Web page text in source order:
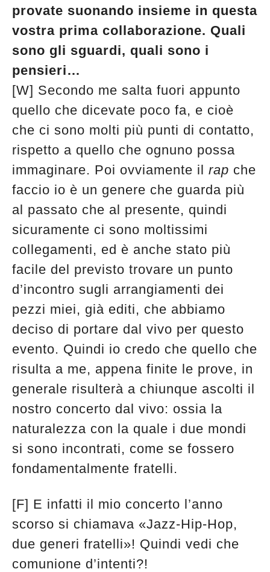
provate suonando insieme in questa
vostra prima collaborazione. Quali
sono gli sguardi, quali sono i
pensieri…
[W] Secondo me salta fuori appunto
quello che dicevate poco fa, e cioè
che ci sono molti più punti di contatto,
rispetto a quello che ognuno possa
immaginare. Poi ovviamente il rap che
faccio io è un genere che guarda più
al passato che al presente, quindi
sicuramente ci sono moltissimi
collegamenti, ed è anche stato più
facile del previsto trovare un punto
d’incontro sugli arrangiamenti dei
pezzi miei, già editi, che abbiamo
deciso di portare dal vivo per questo
evento. Quindi io credo che quello che
risulta a me, appena finite le prove, in
generale risulterà a chiunque ascolti il
nostro concerto dal vivo: ossia la
naturalezza con la quale i due mondi
si sono incontrati, come se fossero
fondamentalmente fratelli.
[F] E infatti il mio concerto l’anno
scorso si chiamava «Jazz-Hip-Hop,
due generi fratelli»! Quindi vedi che
comunione d’intenti?!